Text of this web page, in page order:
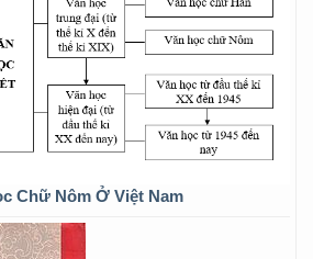
Chữ Nôm Ở Việt Nam